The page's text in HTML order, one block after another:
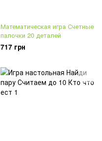
Математическая игра Счетные
палочки 20 деталей
717 грн